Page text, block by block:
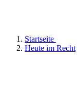
Startseite
Heute im Recht